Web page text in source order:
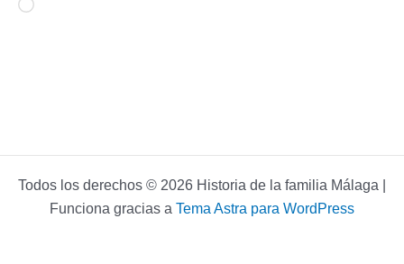
Cargando...
Todos los derechos © 2026 Historia de la familia Málaga |
Funciona gracias a Tema Astra para WordPress